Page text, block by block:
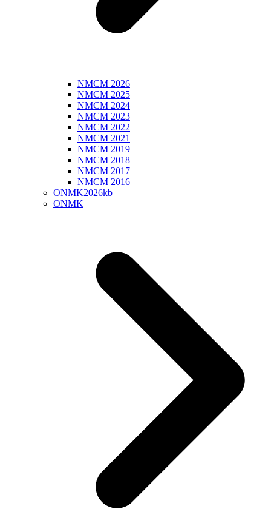
NMCM 2026
NMCM 2025
NMCM 2024
NMCM 2023
NMCM 2022
NMCM 2021
NMCM 2019
NMCM 2018
NMCM 2017
NMCM 2016
ONMK2026kb
ONMK